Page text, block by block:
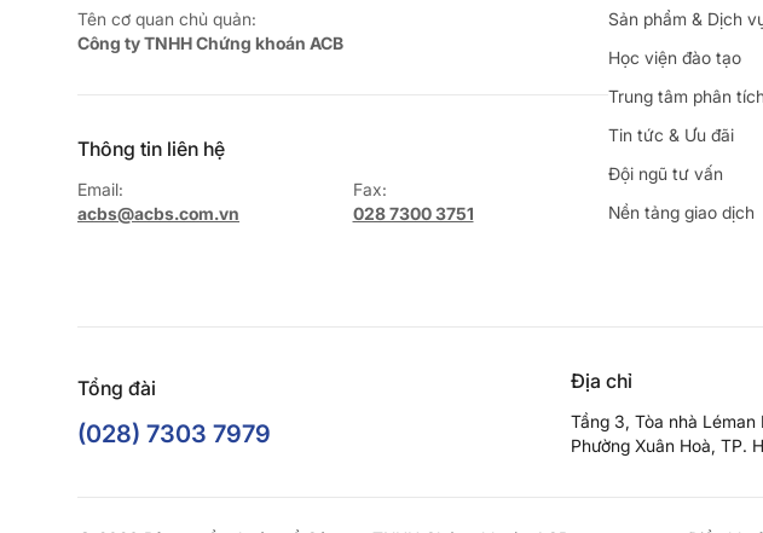
Tên cơ quan chủ quản:
Công ty TNHH Chứng khoán ACB
Thông tin liên hệ
Email:
acbs@acbs.com.vn
Fax:
028 7300 3751
Sản phẩm & Dịch
Học viện đào tạo
Trung tâm phân tích
Tin tức & Ưu đãi
Đội ngũ tư vấn
Nền tảng giao dịch
Tổng đài
(028) 7303 7979
Địa chỉ
Tầng 3, Tòa nhà Léman
Phường Xuân Hoà, TP.